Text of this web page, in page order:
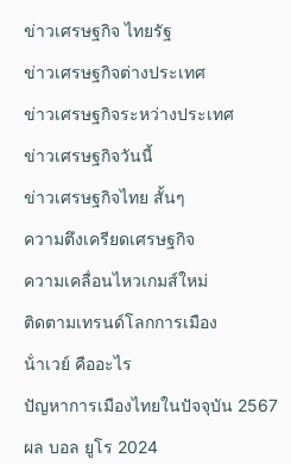
ข่าวเศรษฐกิจ ไทยรัฐ
ข่าวเศรษฐกิจต่างประเทศ
ข่าวเศรษฐกิจระหว่างประเทศ
ข่าวเศรษฐกิจวันนี้
ข่าวเศรษฐกิจไทย สั้นๆ
ความตึงเครียดเศรษฐกิจ
ความเคลื่อนไหวเกมส์ใหม่
ติดตามเทรนด์โลกการเมือง
น้ําเวย์ คืออะไร
ปัญหาการเมืองไทยในปัจจุบัน 2567
ผล บอล ยูโร 2024